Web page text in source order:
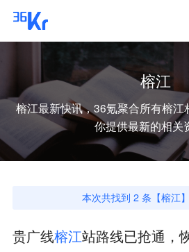
榕江
榕江最新快讯，36氪聚合所有榕江
你提供最新的相关
本次共找到 2 条【榕江
贵广线榕江站路线已抢通，